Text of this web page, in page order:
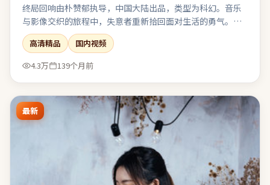
终局回响由朴赞郁执导，中国大陆出品，类型为科幻。音乐
与影像交织的旅程中，失意者重新拾回面对生活的勇气。公
路片结构带来地理迁徙，也象征心理防线的逐步瓦解。适合
与友人观影后延续讨论：关于选择、代价与和解。
高清精品
国内视频
4.3万
139个月前
最新